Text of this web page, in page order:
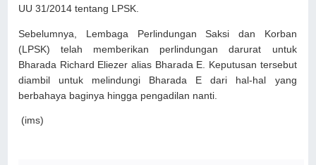
UU 31/2014 tentang LPSK.
Sebelumnya, Lembaga Perlindungan Saksi dan Korban
(LPSK) telah memberikan perlindungan darurat untuk
Bharada Richard Eliezer alias Bharada E. Keputusan tersebut
diambil untuk melindungi Bharada E dari hal-hal yang
berbahaya baginya hingga pengadilan nanti.
(ims)